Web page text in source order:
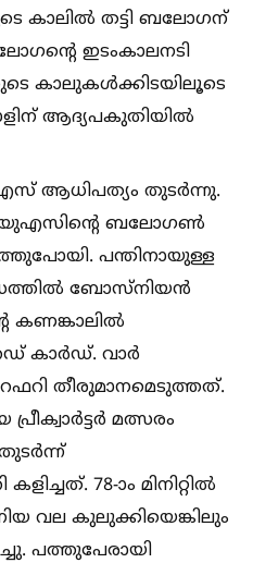
തട്ടി ബലോഗന്
ഇടംകാലനടി
കാലുകള്‍ക്കിടയിലൂടെ
ആദ്യപകുതിയില്‍
ആധിപത്യം തുടര്‍ന്നു.
യുഎസിന്റെ ബലോഗണ്‍
പന്തിനായുള്ള
ബോസ്‌നിയന്‍
കണങ്കാലില്‍
കാര്‍ഡ്. വാര്‍
തീരുമാനമെടുത്തത്.
മത്സരം
78-ാം മിനിറ്റില്‍
വല കുലുക്കിയെങ്കിലും
പത്തുപേരായി